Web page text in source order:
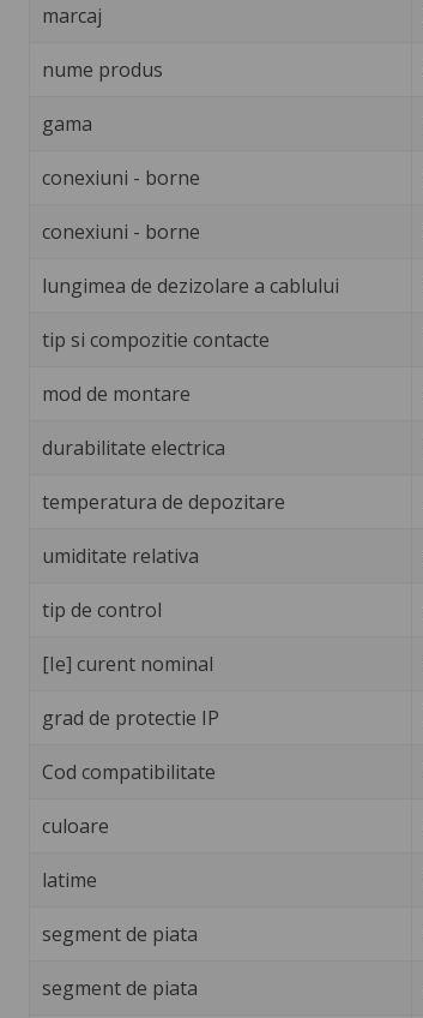
marcaj
nume produs
gama
conexiuni - borne
conexiuni - borne
lungimea de dezizolare a cablului
tip si compozitie contacte
mod de montare
durabilitate electrica
temperatura de depozitare
umiditate relativa
tip de control
[Ie] curent nominal
grad de protectie IP
Cod compatibilitate
culoare
latime
segment de piata
segment de piata